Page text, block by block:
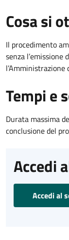
Cosa si
Il procedimento
senza
l’Amministrazione
Tempi e
Durata massima
conclusione del
Accedi
Accedi al